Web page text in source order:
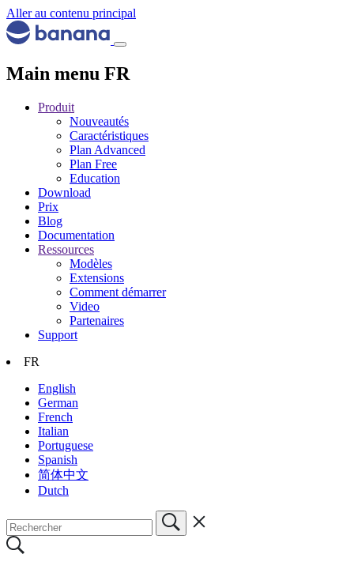
Aller au contenu principal
Main menu FR
Produit
Nouveautés
Caractéristiques
Plan Advanced
Plan Free
Education
Download
Prix
Blog
Documentation
Ressources
Modèles
Extensions
Comment démarrer
Video
Partenaires
Support
FR
English
German
French
Italian
Portuguese
Spanish
简体中文
Dutch